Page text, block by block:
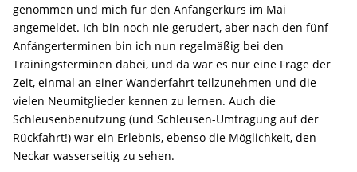
genommen und mich für den Anfängerkurs im Mai
angemeldet. Ich bin noch nie gerudert, aber nach den fünf
Anfängerterminen bin ich nun regelmäßig bei den
Trainingsterminen dabei, und da war es nur eine Frage der
Zeit, einmal an einer Wanderfahrt teilzunehmen und die
vielen Neumitglieder kennen zu lernen. Auch die
Schleusenbenutzung (und Schleusen-Umtragung auf der
Rückfahrt!) war ein Erlebnis, ebenso die Möglichkeit, den
Neckar wasserseitig zu sehen.